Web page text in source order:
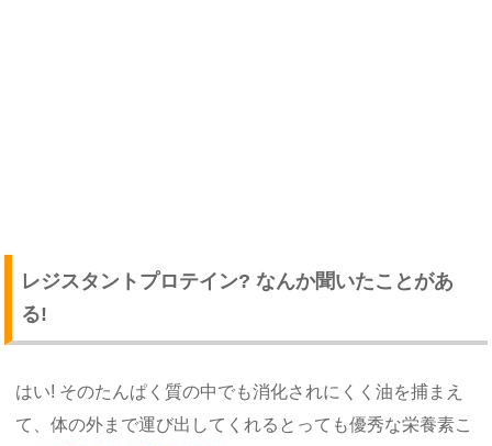
レジスタントプロテイン? なんか聞いたことがあ
る!
はい! そのたんぱく質の中でも消化されにくく油を捕まえ
て、体の外まで運び出してくれるとっても優秀な栄養素こ